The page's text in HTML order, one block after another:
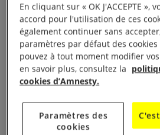
Mot de passe oublié ?
Un problème de connexion ?
En cliquant sur « OK J'ACCEPTE »,
accord pour l'utilisation de ces
également continuer sans
paramètres par défaut des
pouvez à tout moment modifier
en savoir plus, consultez la
cookies d’Amnesty.
Paramètres des
cookies